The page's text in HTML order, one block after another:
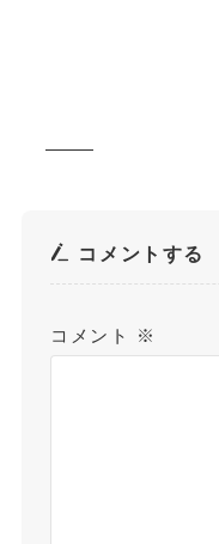
コメントする
コメント ※